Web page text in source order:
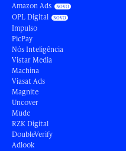
Amazon Ads
OPL Digital
Impulso
PicPay
Nós Inteligência
Vistar Media
Machina
Viasat Ads
Magnite
Uncover
Mude
RZK Digital
DoubleVerify
Adlook